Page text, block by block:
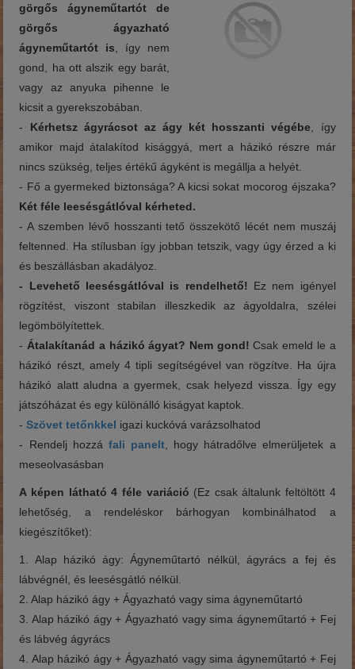
görgős ágyneműtartót de
görgős ágyazható
ágyneműtartót is , így nem
gond, ha ott alszik egy barát,
vagy az anyuka pihenne le
kicsit a gyerekszobában.
- Kérhetsz ágyrácsot az ágy két hosszanti végébe , így
amikor majd átalakítod kisággyá, mert a házikó részre már
nincs szükség, teljes értékű ágyként is megállja a helyét.
- Fő a gyermeked biztonsága? A kicsi sokat mocorog éjszaka?
Két féle leesésgátlóval kérheted.
- A szemben lévő hosszanti tető összekötő lécét nem muszáj
feltenned. Ha stílusban így jobban tetszik, vagy úgy érzed a ki
és beszállásban akadályoz.
- Levehető leesésgátlóval is rendelhető! Ez nem igényel
rögzítést, viszont stabilan illeszkedik az ágyoldalra, szélei
legömbölyítettek.
- Átalakítanád a házikó ágyat? Nem gond! Csak emeld le a
házikó részt, amely 4 tipli segítségével van rögzítve. Ha újra
házikó alatt aludna a gyermek, csak helyezd vissza. Így egy
játszóházat és egy különálló kiságyat kaptok.
-Szövet tetőnkkel igazi kuckóvá varázsolhatod
- Rendelj hozzá fali panelt , hogy hátradőlve elmerüljetek a
meseolvasásban
A képen látható 4 féle variáció (Ez csak általunk feltöltött 4
lehetőség, a rendeléskor bárhogyan kombinálhatod a
kiegészítőket):
1. Alap házikó ágy: Ágyneműtartó nélkül, ágyrács a fej és
lábvégnél, és leesésgátló nélkül.
2. Alap házikó ágy + Ágyazható vagy sima ágyneműtartó
3. Alap házikó ágy + Ágyazható vagy sima ágyneműtartó + Fej
és lábvég ágyrács
4. Alap házikó ágy + Ágyazható vagy sima ágyneműtartó + Fej